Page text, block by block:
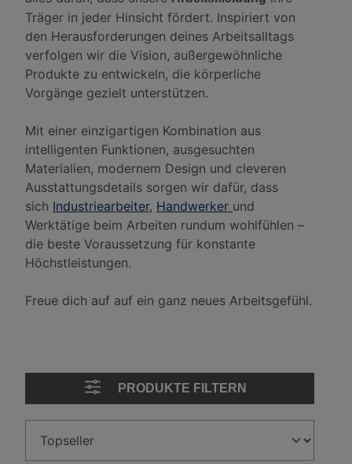
Träger in jeder Hinsicht fördert. Inspiriert von
den Herausforderungen deines Arbeitsalltags
verfolgen wir die Vision, außergewöhnliche
Produkte zu entwickeln, die körperliche
Vorgänge gezielt unterstützen.
Mit einer einzigartigen Kombination aus
intelligenten Funktionen, ausgesuchten
Materialien, modernem Design und cleveren
Ausstattungsdetails sorgen wir dafür, dass
sich Industriearbeiter, Handwerker und
Werktätige beim Arbeiten rundum wohlfühlen –
die beste Voraussetzung für konstante
Höchstleistungen.
Freue dich auf auf ein ganz neues Arbeitsgefühl.
PRODUKTE FILTERN